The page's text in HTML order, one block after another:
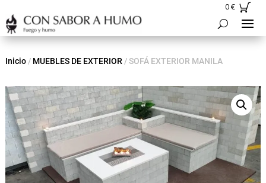
0€
Inicio/ MUEBLES DE EXTERIOR / SOFÁ EXTERIOR MANILA